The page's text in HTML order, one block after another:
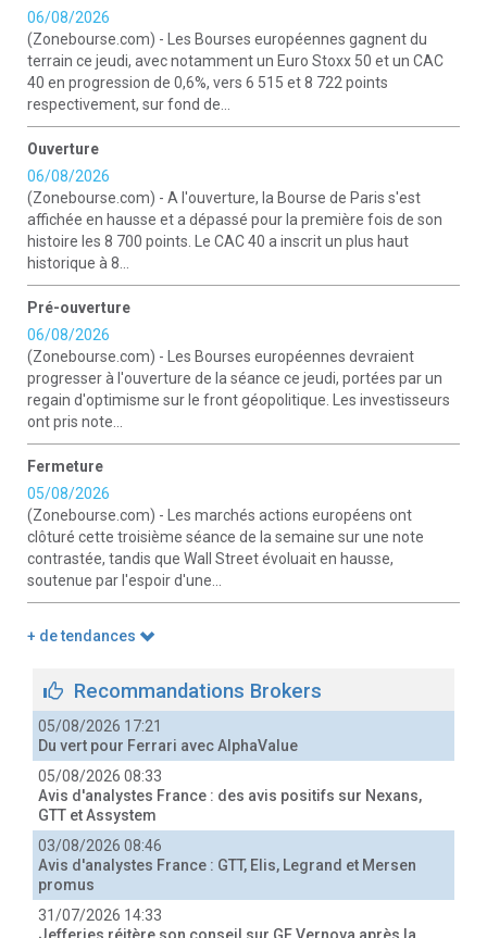
06/08/2026
(Zonebourse.com) - Les Bourses européennes gagnent du
terrain ce jeudi, avec notamment un Euro Stoxx 50 et un CAC
40 en progression de 0,6%, vers 6 515 et 8 722 points
respectivement, sur fond de...
Ouverture
06/08/2026
(Zonebourse.com) - A l'ouverture, la Bourse de Paris s'est
affichée en hausse et a dépassé pour la première fois de son
histoire les 8 700 points. Le CAC 40 a inscrit un plus haut
historique à 8...
Pré-ouverture
06/08/2026
(Zonebourse.com) - Les Bourses européennes devraient
progresser à l'ouverture de la séance ce jeudi, portées par un
regain d'optimisme sur le front géopolitique. Les investisseurs
ont pris note...
Fermeture
05/08/2026
(Zonebourse.com) - Les marchés actions européens ont
clôturé cette troisième séance de la semaine sur une note
contrastée, tandis que Wall Street évoluait en hausse,
soutenue par l'espoir d'une...
+ de tendances
Recommandations Brokers
05/08/2026 17:21
Du vert pour Ferrari avec AlphaValue
05/08/2026 08:33
Avis d'analystes France : des avis positifs sur Nexans,
GTT et Assystem
03/08/2026 08:46
Avis d'analystes France : GTT, Elis, Legrand et Mersen
promus
31/07/2026 14:33